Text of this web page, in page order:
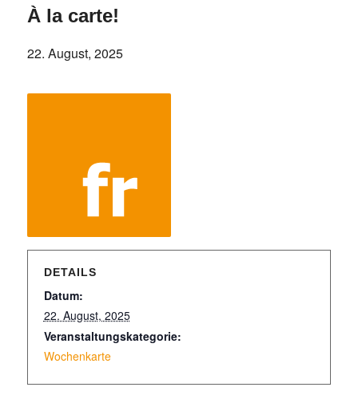
À la carte!
22. August, 2025
DETAILS
Datum:
22. August, 2025
Veranstaltungskategorie:
Wochenkarte